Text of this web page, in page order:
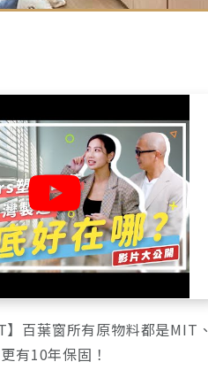
】百葉窗所有原物料都是MIT、
更有10年保固！